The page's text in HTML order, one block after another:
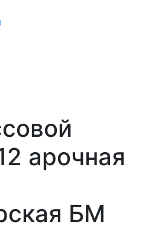
арочная
БМ